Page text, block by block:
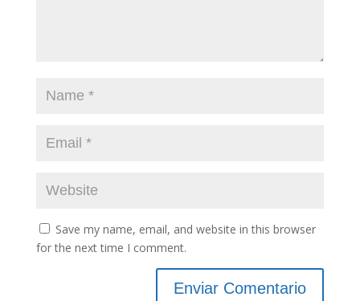
Save my name, email, and website in this browser
for the next time I comment.